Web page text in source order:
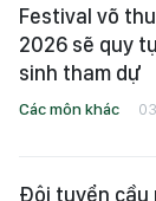
Festival võ
2026 sẽ quy
sinh tham dự
Các môn khác
Đội tuyển cầu